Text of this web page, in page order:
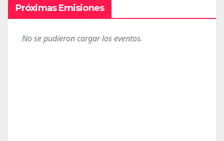
Próximas Emisiones